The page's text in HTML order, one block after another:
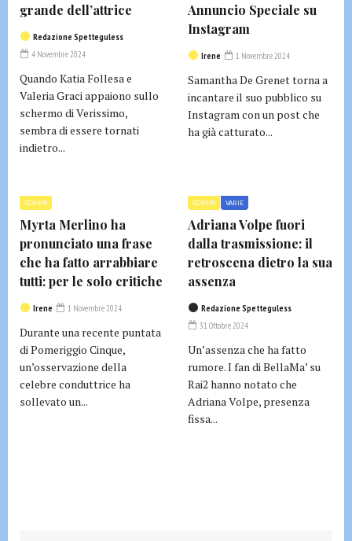
grande dell’attrice
Redazione Spetteguless
4 Novembre 2024
Quando Katia Follesa e
Valeria Graci appaiono sullo
schermo di Verissimo,
sembra di essere tornati
indietro...
Annuncio Speciale su
Instagram
Irene 1 Novembre 2024
Samantha De Grenet torna a
incantare il suo pubblico su
Instagram con un post che
ha già catturato...
GOSSIP
Myrta Merlino ha
pronunciato una frase
che ha fatto arrabbiare
tutti: per le solo critiche
Irene 1 Novembre 2024
Durante una recente puntata
di Pomeriggio Cinque,
un’osservazione della
celebre conduttrice ha
sollevato un...
GOSSIP VARIE
Adriana Volpe fuori
dalla trasmissione: il
retroscena dietro la sua
assenza
Redazione Spetteguless
31 Ottobre 2024
Un’assenza che ha fatto
rumore. I fan di BellaMa’ su
Rai2 hanno notato che
Adriana Volpe, presenza
fissa...